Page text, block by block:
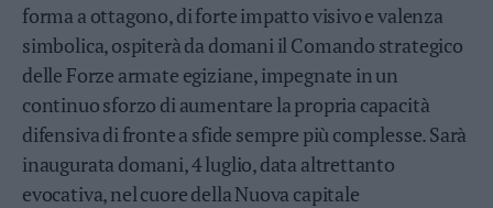
Ledro
Lavis
–
Rotaliana
Valle
Laghi
Valsugana
forma a ottagono, di forte impatto visivo e valenza
simbolica, ospiterà da domani il Comando strategico
delle Forze armate egiziane, impegnate in un
continuo sforzo di aumentare la propria capacità
difensiva di fronte a sfide sempre più complesse. Sarà
inaugurata domani, 4 luglio, data altrettanto
evocativa, nel cuore della Nuova capitale